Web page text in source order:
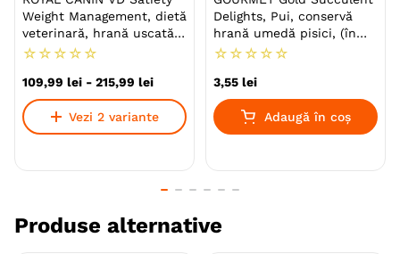
Aromă îmbunătățită și gust proaspăt pe termen
lung.
naturale precum dovleac, ovăz, hrișcă și semințe
de in.
Ierburi tradiționale precum cimbru, rozmarin,
Nu conține gluten, soia, porumb, grâu, coloranți,
Weight Management, dietă
veterinară, hrană uscată
pisici, obezitate
☆ ☆ ☆ ☆ ☆
109,99 lei - 215,99 lei
Vezi 2 variante
Delights, Pui, conservă
hrană umedă pisici, (în
sos), 85g
☆ ☆ ☆ ☆ ☆
3,55 lei
Adaugă în coș
Produse alternative